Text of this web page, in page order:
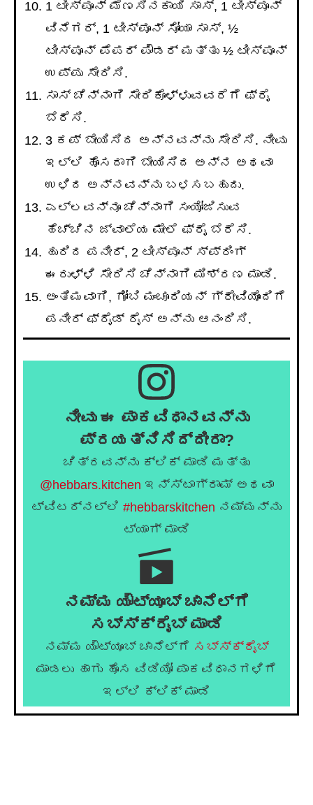
1 ಟೀಸ್ಪೂನ್ ಮೆಣಸಿನಕಾಯಿ ಸಾಸ್, 1 ಟೀಸ್ಪೂನ್
ವಿನೆಗರ್, 1 ಟೀಸ್ಪೂನ್ ಸೋಯಾ ಸಾಸ್, ½
ಟೀಸ್ಪೂನ್ ಪೆಪರ್ ಪೌಡರ್ ಮತ್ತು ½ ಟೀಸ್ಪೂನ್
ಉಪ್ಪು ಸೇರಿಸಿ.
ಸಾಸ್ ಚೆನ್ನಾಗಿ ಸೇರಿಕೊಳ್ಳುವವರೆಗೆ ಫ್ರೈ
ಬೆರೆಸಿ.
3 ಕಪ್ ಬೇಯಿಸಿದ ಅನ್ನವನ್ನು ಸೇರಿಸಿ. ನೀವು
ಇಲ್ಲಿ ಹೊಸದಾಗಿ ಬೇಯಿಸಿದ ಅನ್ನ ಅಥವಾ
ಉಳಿದ ಅನ್ನವನ್ನು ಬಳಸಬಹುದು.
ಎಲ್ಲವನ್ನೂ ಚೆನ್ನಾಗಿ ಸಂಯೋಜಿಸುವ
ಹೆಚ್ಚಿನ ಜ್ವಾಲೆಯ ಮೇಲೆ ಫ್ರೈ ಬೆರೆಸಿ.
ಹುರಿದ ಪನೀರ್, 2 ಟೀಸ್ಪೂನ್ ಸ್ಪ್ರಿಂಗ್
ಈರುಳ್ಳಿ ಸೇರಿಸಿ ಚೆನ್ನಾಗಿ ಮಿಶ್ರಣ ಮಾಡಿ.
ಅಂತಿಮವಾಗಿ, ಗೋಬಿ ಮಂಚೂರಿಯನ್ ಗ್ರೇವಿಯೊಂದಿಗೆ
ಪನೀರ್ ಫ್ರೈಡ್ ರೈಸ್ ಅನ್ನು ಆನಂದಿಸಿ.
ನೀವು ಈ ಪಾಕವಿಧಾನವನ್ನು
ಪ್ರಯತ್ನಿಸಿದ್ದೀರಾ?
ಚಿತ್ರವನ್ನು ಕ್ಲಿಕ್ ಮಾಡಿ ಮತ್ತು
@hebbars.kitchen ಇನ್ಸ್ಟಾಗ್ರಾಮ್ ಅಥವಾ
ಟ್ವಿಟರ್‌ನಲ್ಲಿ #hebbarskitchen ನಮ್ಮನ್ನು
ಟ್ಯಾಗ್ ಮಾಡಿ
ನಮ್ಮ ಯೌಟ್ಯೂಬ್ ಚಾನೆಲ್ಗೆ
ಸಬ್ಸ್ಕ್ರೈಬ್ ಮಾಡಿ
ನಮ್ಮ ಯೌಟ್ಯೂಬ್ ಚಾನೆಲ್ಗೆ ಸಬ್ಸ್ಕ್ರೈಬ್
ಮಾಡಲು ಹಾಗು ಹೊಸ ವಿಡಿಯೋ ಪಾಕವಿಧಾನಗಳಿಗೆ
ಇಲ್ಲಿ ಕ್ಲಿಕ್ ಮಾಡಿ